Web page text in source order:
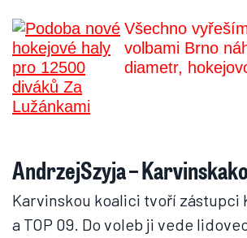
Všechno
volbami Brno
diametr,
AndrzejSzyja –
Karvinskou koalici tvoří zástupci
a TOP 09. Do voleb ji vede